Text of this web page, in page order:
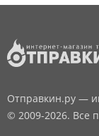
Отправкин.ру —
© 2009-2026. Все